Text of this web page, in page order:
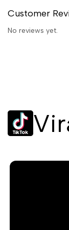
Customer
No reviews yet.